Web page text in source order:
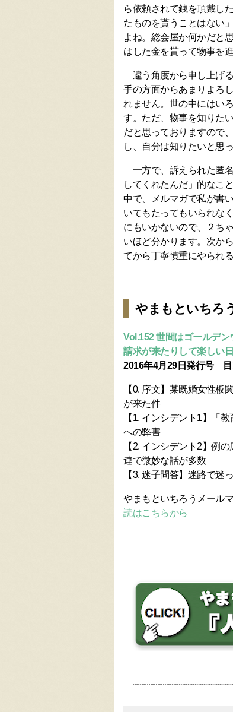
ら依頼されて銭を頂戴し
たものを貰うことはない
よね。総会屋か何かだと
はした金を貰って物事を
違う角度から申し上げ
手の方面からあまりよろ
れません。世の中にはい
す。ただ、物事を知りた
だと思っておりますので
し、自分は知りたいと思
一方で、訴えられた匿
してくれたんだ」的なこ
中で、メルマガで私が書
いてもたってもいられな
にもいかないので、２ち
いほど分かります。次か
てから丁寧慎重にやられ
やまもといちろ
Vol.152 世間はゴールデ
請求が来たりして楽しい
2016年4月29日発行号
【0. 序文】某既婚女性板
が来た件
【1. インシデント1】「
への弊害
【2. インシデント2】例
連で微妙な話が多数
【3. 迷子問答】迷路で迷
やまもといちろうメール
読はこちらから